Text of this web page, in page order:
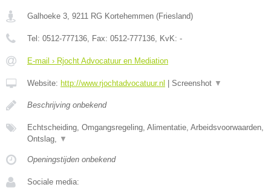
Galhoeke 3 9211 RG Kortehemmen (Friesland)
Tel: 0512-777136 , Fax: 0512-777136 , KvK: -
E-mail › Rjocht Advocatuur en Mediation
Website: http://www.rjochtadvocatuur.nl Screenshot ▼
Beschrijving onbekend
Echtscheiding, Omgangsregeling, Alimentatie, Arbeidsvoorwaarden,
Ontslag,
▼
Openingstijden onbekend
Sociale media: